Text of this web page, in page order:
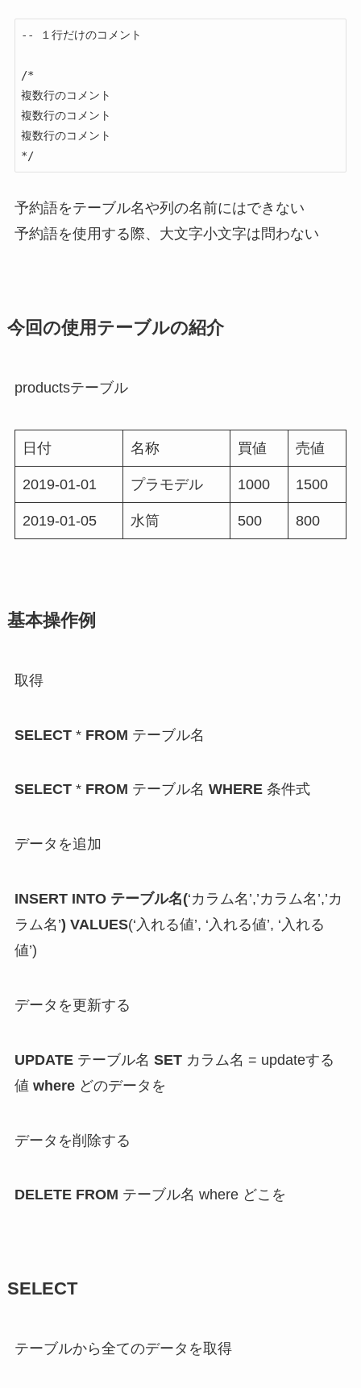
-- １行だけのコメント
/*
複数行のコメント
複数行のコメント
複数行のコメント
*/
予約語をテーブル名や列の名前にはできない
予約語を使用する際、大文字小文字は問わない
今回の使用テーブルの紹介
productsテーブル
日付 名称 買値 売値
2019-01-01 プラモデル 1000 1500
2019-01-05 水筒 500 800
基本操作例
取得
SELECT* FROM テーブル名
SELECT* FROM テーブル名 WHERE条件式
データを追加
INSERT INTO テーブル名(‘カラム名’,’カラム名’,’カ
ラム名’) VALUES(‘入れる値’, ‘入れる値’, ‘入れる
値’)
データを更新する
UPDATEテーブル名 SETカラム名 = updateする
値 whereどのデータを
データを削除する
DELETE FROM テーブル名 where どこを
SELECT
テーブルから全てのデータを取得